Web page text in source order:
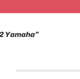
Yamaha”